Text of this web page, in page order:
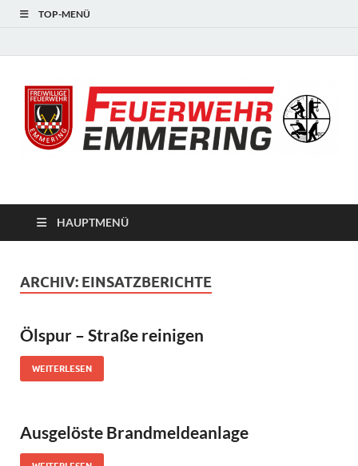
TOP-MENÜ
HAUPTMENÜ
ARCHIV: EINSATZBERICHTE
Ölspur – Straße reinigen
WEITERLESEN
Ausgelöste Brandmeldeanlage